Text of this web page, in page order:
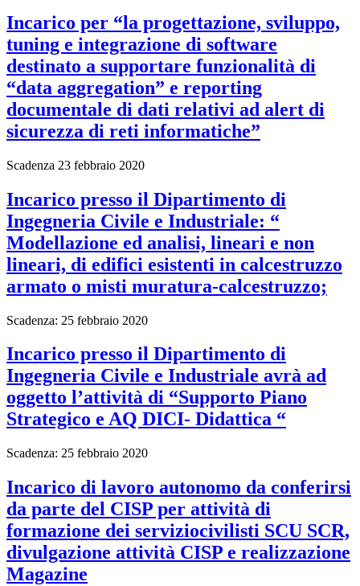
Incarico per “la progettazione, sviluppo,
tuning e integrazione di software
destinato a supportare funzionalità di
“data aggregation” e reporting
documentale di dati relativi ad alert di
sicurezza di reti informatiche”
Scadenza 23 febbraio 2020
Incarico presso il Dipartimento di
Ingegneria Civile e Industriale: “
Modellazione ed analisi, lineari e non
lineari, di edifici esistenti in calcestruzzo
armato o misti muratura-calcestruzzo;
Scadenza: 25 febbraio 2020
Incarico presso il Dipartimento di
Ingegneria Civile e Industriale avrà ad
oggetto l’attività di “Supporto Piano
Strategico e AQ DICI- Didattica “
Scadenza: 25 febbraio 2020
Incarico di lavoro autonomo da conferirsi
da parte del CISP per attività di
formazione dei serviziocivilisti SCU SCR,
divulgazione attività CISP e realizzazione
Magazine